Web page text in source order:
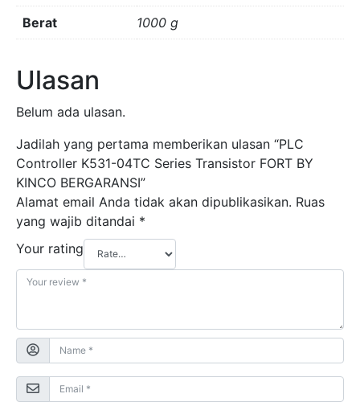
Berat 1000 g
Ulasan
Belum ada ulasan.
Jadilah yang pertama memberikan ulasan “PLC
Controller K531-04TC Series Transistor FORT BY
KINCO BERGARANSI”
Alamat email Anda tidak akan dipublikasikan. Ruas
yang wajib ditandai *
Your rating